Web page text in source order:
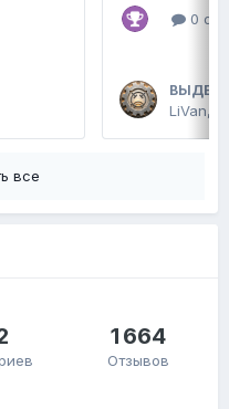
0
LiVan,
все
1 664
Отзывов